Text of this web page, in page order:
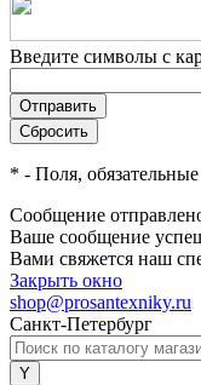
Введите символы с
* - Поля,
Сообщение
Ваше сообщение
Вами свяжется наш
Закрыть окно
shop@prosantexniky.ru
Санкт-Петербург